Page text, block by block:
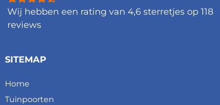
Wij hebben een rating van 4,6 sterretjes op 118
reviews
SITEMAP
Home
Tuinpoorten